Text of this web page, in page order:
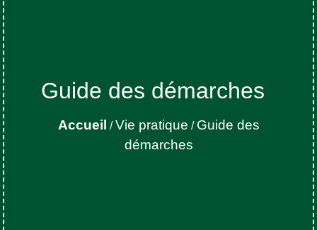
Guide des démarches
Accueil /Vie pratique / Guide des
démarches